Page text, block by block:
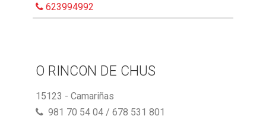
623994992
O RINCON DE CHUS
15123 - Camariñas
981 70 54 04 / 678 531 801